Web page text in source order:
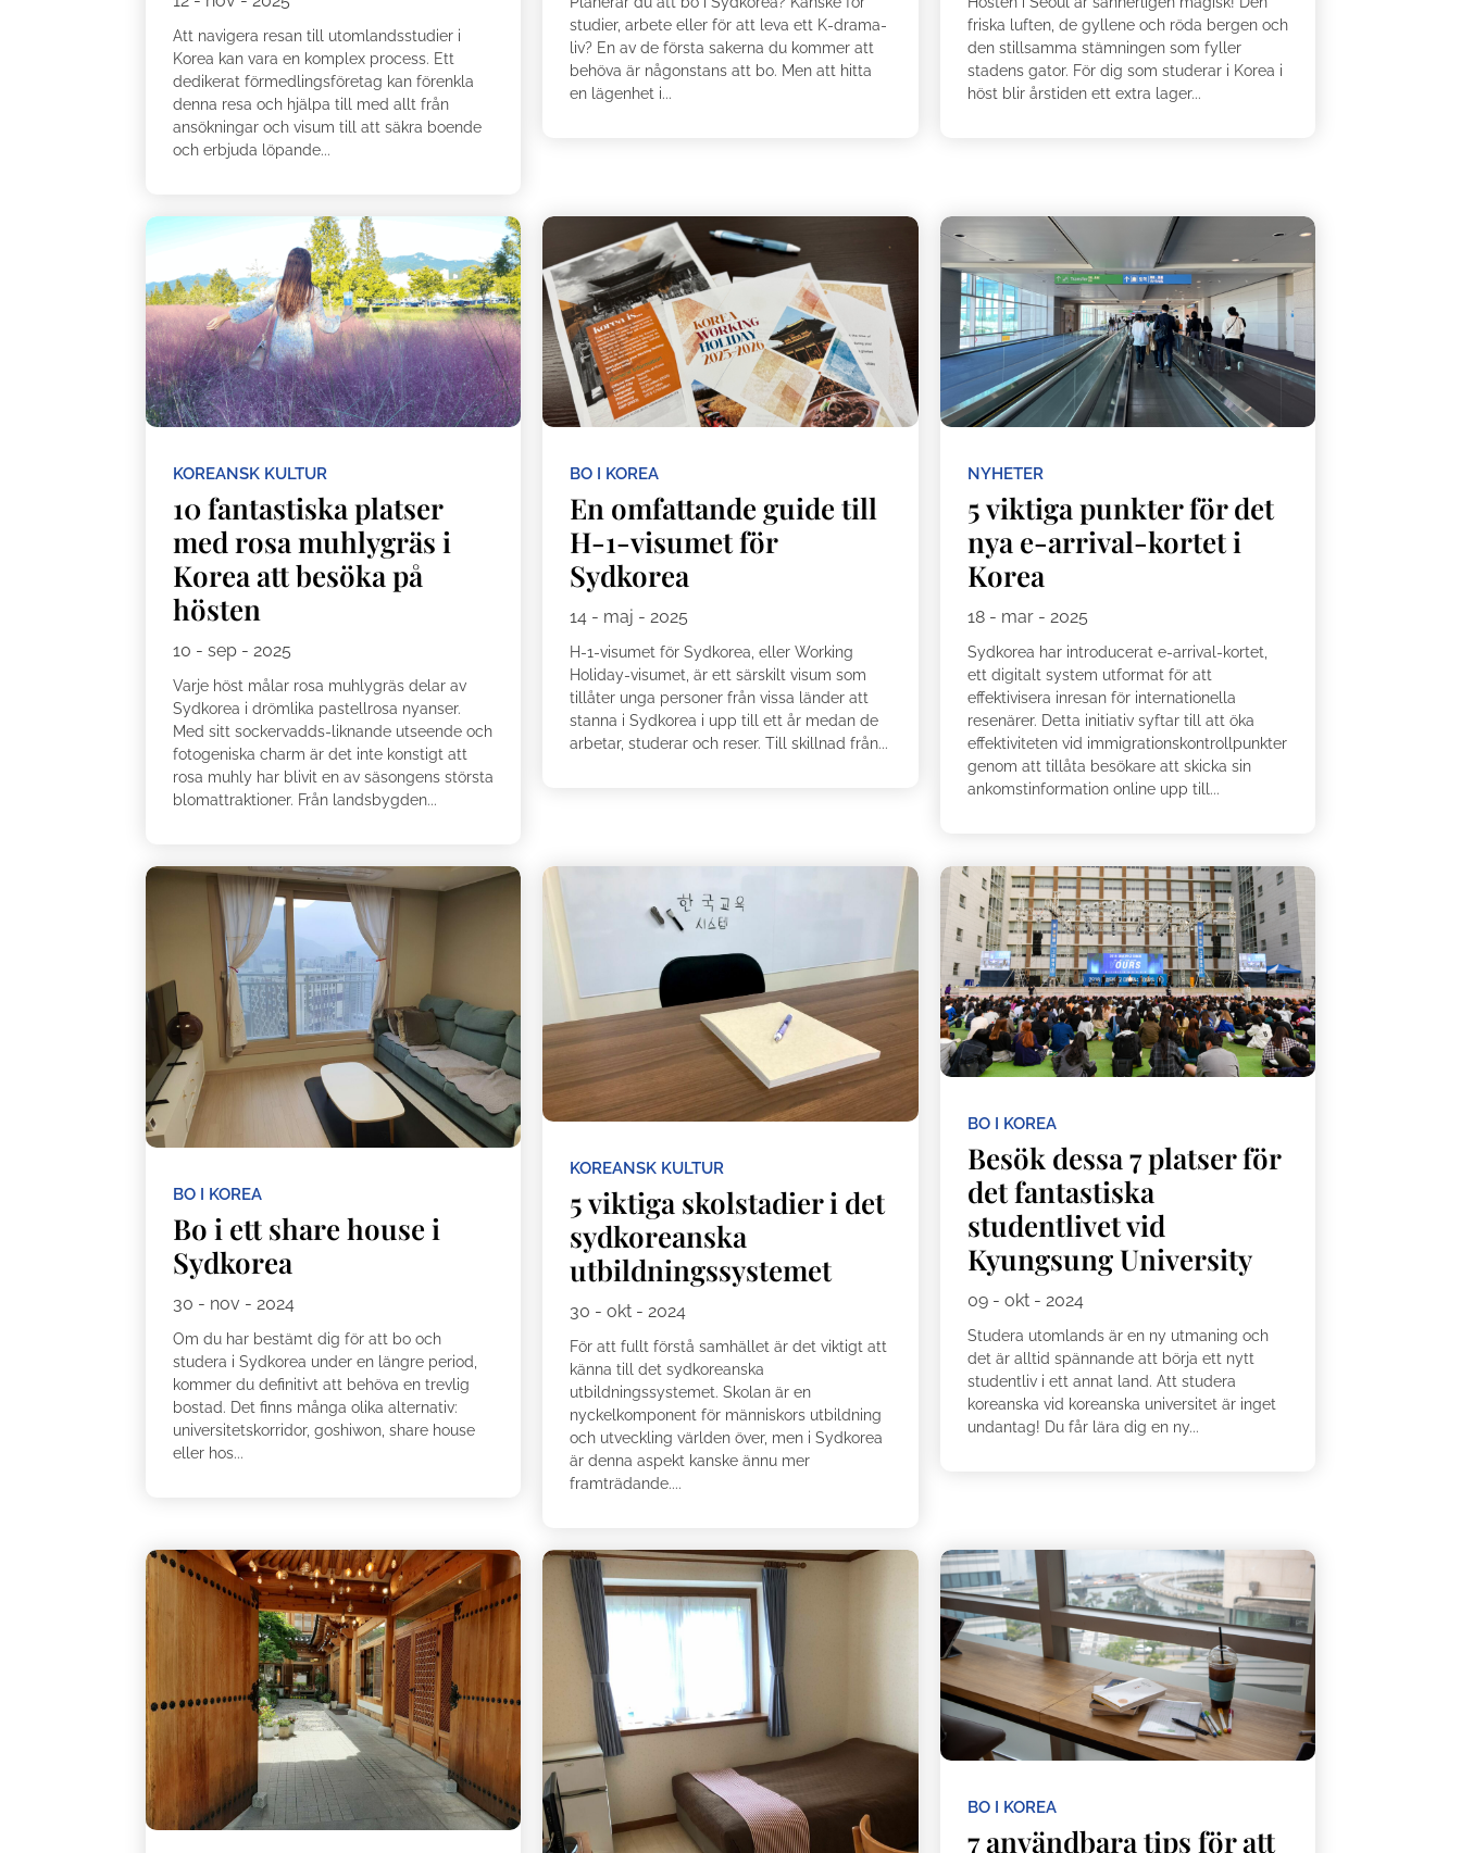
Att navigera resan till utomlandsstudier i
Korea kan vara en komplex process. Ett
dedikerat förmedlingsföretag kan förenkla
denna resa och hjälpa till med allt från
ansökningar och visum till att säkra boende
och erbjuda löpande...
studier, arbete eller för att leva ett K-drama-
liv? En av de första sakerna du kommer att
behöva är någonstans att bo. Men att hitta
en lägenhet i...
friska luften, de gyllene och röda bergen och
den stillsamma stämningen som fyller
stadens gator. För dig som studerar i Korea i
höst blir årstiden ett extra lager...
KOREANSK KULTUR
10 fantastiska platser
med rosa muhlygräs i
Korea att besöka på
hösten
10 - sep - 2025
Varje höst målar rosa muhlygräs delar av
Sydkorea i drömlika pastellrosa nyanser.
Med sitt sockervadds-liknande utseende och
fotogeniska charm är det inte konstigt att
rosa muhly har blivit en av säsongens största
blomattraktioner. Från landsbygden...
BO I KOREA
En omfattande guide till
H-1-visumet för
Sydkorea
14 - maj - 2025
H-1-visumet för Sydkorea, eller Working
Holiday-visumet, är ett särskilt visum som
tillåter unga personer från vissa länder att
stanna i Sydkorea i upp till ett år medan de
arbetar, studerar och reser. Till skillnad från...
NYHETER
5 viktiga punkter för det
nya e-arrival-kortet i
Korea
18 - mar - 2025
Sydkorea har introducerat e-arrival-kortet,
ett digitalt system utformat för att
effektivisera inresan för internationella
resenärer. Detta initiativ syftar till att öka
effektiviteten vid immigrationskontrollpunkter
genom att tillåta besökare att skicka sin
ankomstinformation online upp till...
BO I KOREA
Bo i ett share house i
Sydkorea
30 - nov - 2024
Om du har bestämt dig för att bo och
studera i Sydkorea under en längre period,
kommer du definitivt att behöva en trevlig
bostad. Det finns många olika alternativ:
universitetskorridor, goshiwon, share house
eller hos...
KOREANSK KULTUR
5 viktiga skolstadier i det
sydkoreanska
utbildningssystemet
30 - okt - 2024
För att fullt förstå samhället är det viktigt att
känna till det sydkoreanska
utbildningssystemet. Skolan är en
nyckelkomponent för människors utbildning
och utveckling världen över, men i Sydkorea
är denna aspekt kanske ännu mer
framträdande....
BO I KOREA
Besök dessa 7 platser för
det fantastiska
studentlivet vid
Kyungsung University
09 - okt - 2024
Studera utomlands är en ny utmaning och
det är alltid spännande att börja ett nytt
studentliv i ett annat land. Att studera
koreanska vid koreanska universitet är inget
undantag! Du får lära dig en ny...
BO I KOREA
7 användbara tips för att